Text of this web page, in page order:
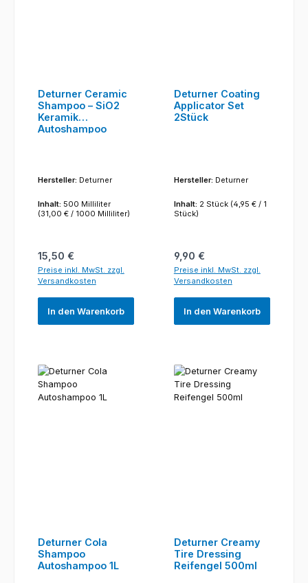
Deturner Ceramic
Shampoo – SiO2
Keramik
Autoshampoo
Hersteller: Deturner
Inhalt: 500 Milliliter
(31,00 € / 1000 Milliliter)
Regulärer Preis:
15,50 €
Preise inkl. MwSt. zzgl.
Versandkosten
In den Warenkorb
Deturner Coating
Applicator Set
2Stück
Hersteller: Deturner
Inhalt: 2 Stück (4,95 € / 1
Stück)
Regulärer Preis:
9,90 €
Preise inkl. MwSt. zzgl.
Versandkosten
In den Warenkorb
Deturner Cola
Shampoo
Autoshampoo 1L
Deturner Creamy
Tire Dressing
Reifengel 500ml